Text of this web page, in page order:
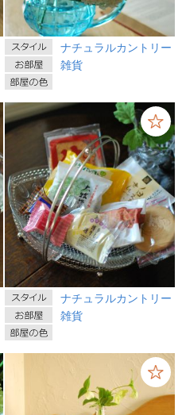
ナチュラルカントリー
雑貨
ナチュラルカントリー
雑貨